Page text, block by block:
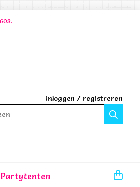
Inloggen / registreren
Partytenten